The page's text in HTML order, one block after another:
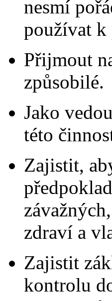
nesmí
používat k
Přijmout
způsobilé.
Jako
této
Zajistit,
zdraví a
Zajistit
kontrolu